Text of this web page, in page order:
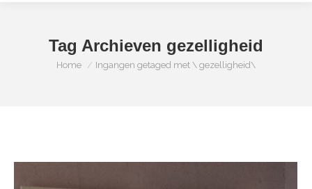
Tag Archieven gezelligheid
Je bent hier:
Home Ingangen getaged met \ gezelligheid\